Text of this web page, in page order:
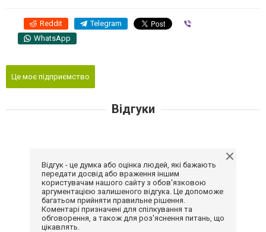
Reddit Telegram
WhatsApp
Це моє підприємство
Відгуки
Відгук - це думка або оцінка людей, які бажають
передати досвід або враження іншим
користувачам нашого сайту з обов'язковою
аргументацією залишеного відгука. Це допоможе
багатьом прийняти правильне рішення.
Коментарі призначені для спілкування та
обговорення, а також для роз'яснення питань, що
цікавлять.